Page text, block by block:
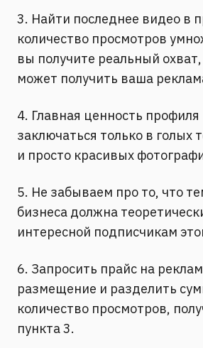
3. Найти последнее видео в
количество просмотров
вы получите реальный
может получить ваша
4. Главная ценность
заключаться только в голых
и просто красивых
5. Не забываем про то, что
бизнеса должна
интересной подписчикам
6. Запросить прайс на
размещение и разделить
количество просмотров,
пункта 3.